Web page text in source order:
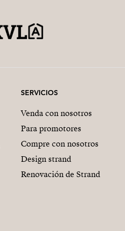
SERVICIOS
Venda con nosotros
Para promotores
Compre con nosotros
Design strand
Renovación de Strand